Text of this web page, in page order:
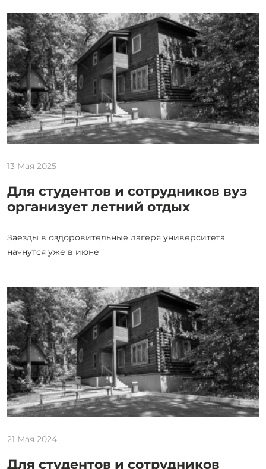
13 Мая 2025
Для студентов и сотрудников вуз
организует летний отдых
Заезды в оздоровительные лагеря университета
начнутся уже в июне
21 Мая 2024
Для студентов и сотрудников